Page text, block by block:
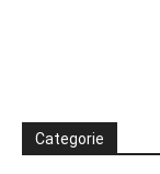
Categorie